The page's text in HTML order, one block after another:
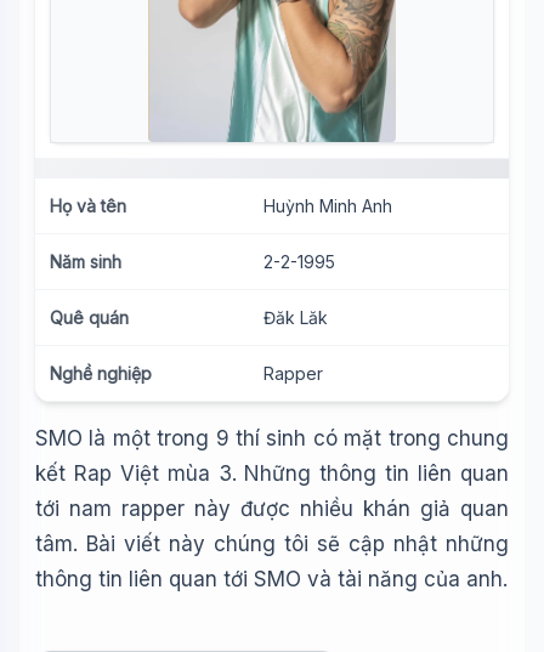
Họ và tên Huỳnh Minh Anh
Năm sinh 2-2-1995
Quê quán Đăk Lăk
Nghề nghiệp Rapper
SMO là một trong 9 thí sinh có mặt trong chung
kết Rap Việt mùa 3. Những thông tin liên quan
tới nam rapper này được nhiều khán giả quan
tâm. Bài viết này chúng tôi sẽ cập nhật những
thông tin liên quan tới SMO và tài năng của anh.